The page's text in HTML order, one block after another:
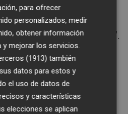
ya se está
la ciudad, sin que
intención de actuar".
pese a todo, "le
para que, en
la moción
en la que
para ofrecer
personalizados, medir
obtener información
y mejorar los servicios.
(1913) también
datos para estos y
el uso de datos de
y características
elecciones se aplican